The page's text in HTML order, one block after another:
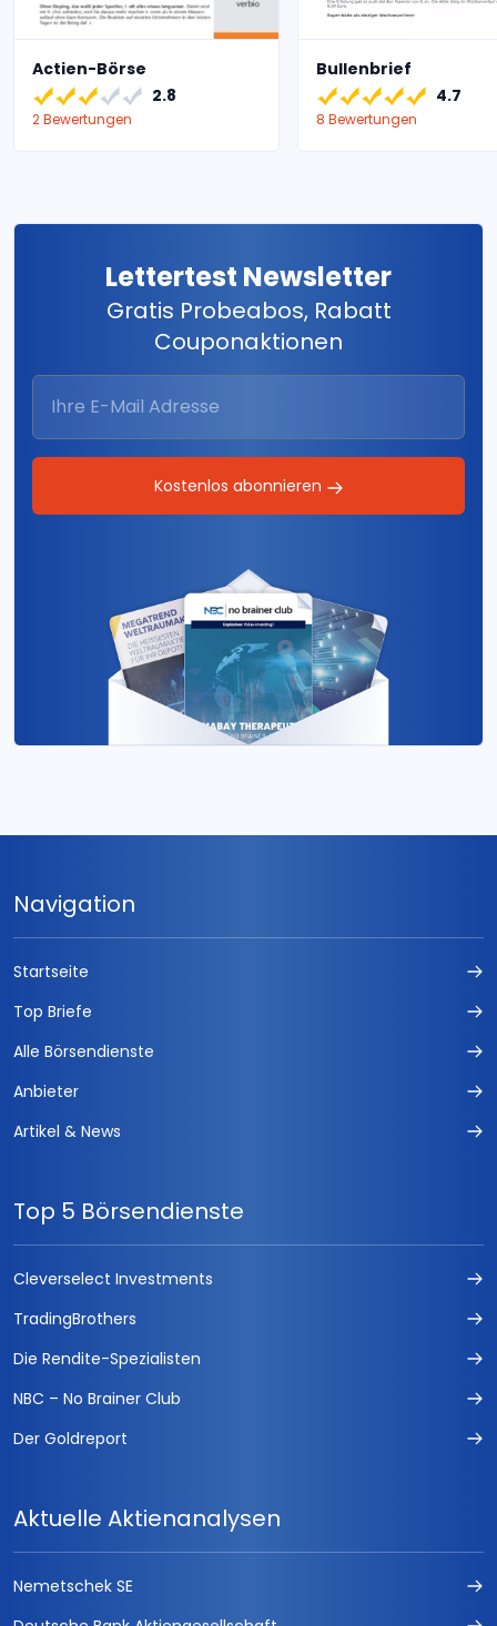
Actien-Börse
2.8
2 Bewertungen
Bullenbrief
4.7
8 Bewertungen
Lettertest Newsletter
Gratis Probeabos, Rabatt
Couponaktionen
Kostenlos abonnieren
Navigation
Startseite
Top Briefe
Alle Börsendienste
Anbieter
Artikel & News
Top 5 Börsendienste
Cleverselect Investments
TradingBrothers
Die Rendite-Spezialisten
NBC – No Brainer Club
Der Goldreport
Aktuelle Aktienanalysen
Nemetschek SE